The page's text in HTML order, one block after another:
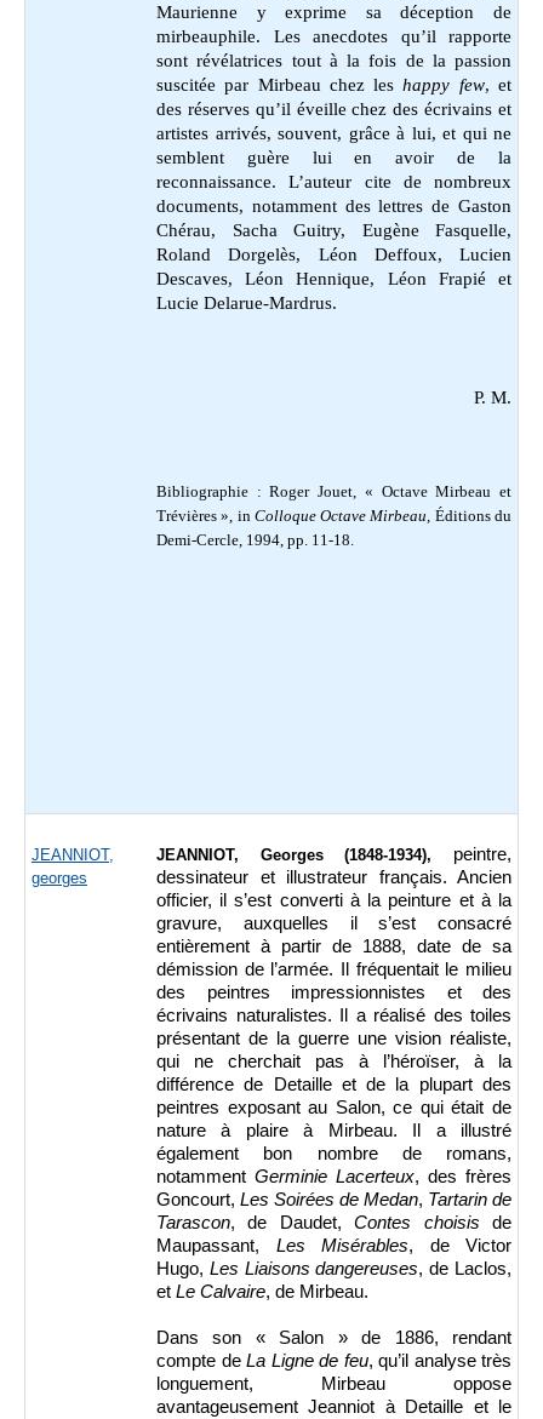
Maurienne y exprime sa déception de
mirbeauphile. Les anecdotes qu’il rapporte
sont révélatrices tout à la fois de la passion
suscitée par Mirbeau chez leshappy few, et
des réserves qu’il éveille chez des écrivains et
artistes arrivés, souvent, grâce à lui, et qui ne
semblent guère lui en avoir de la
reconnaissance. L’auteur cite de nombreux
documents, notamment des lettres de Gaston
Chérau, Sacha Guitry, Eugène Fasquelle,
Roland Dorgelès, Léon Deffoux, Lucien
Descaves, Léon Hennique, Léon Frapié et
Lucie Delarue-Mardrus.
P. M.
Bibliographie :Roger Jouet, « Octave Mirbeau et
Trévières », in Colloque Octave Mirbeau, Éditions du
Demi-Cercle, 1994, pp. 11-18.
JEANNIOT,
georges
JEANNIOT, Georges (1848-1934),
peintre,
dessinateur et illustrateur français. Ancien
officier, il s’est converti à la peinture et à la
gravure, auxquelles il s’est consacré
entièrement à partir de 1888, date de sa
démission de l’armée. Il fréquentait le milieu
des peintres impressionnistes et des
écrivains naturalistes. Il a réalisé des toiles
présentant de la guerre une vision réaliste,
qui ne cherchait pas à l’héroïser, à la
différence de Detaille et de la plupart des
peintres exposant au Salon, ce qui était de
nature à plaire à Mirbeau. Il a illustré
également bon nombre de romans,
notamment Germinie Lacerteux, des frères
Goncourt, Les Soirées de Medan, Tartarin de
Tarascon, de Daudet,Contes choisisde
Maupassant, Les Misérables, de Victor
Hugo, Les Liaisons dangereuses, de Laclos,
et Le Calvaire, de Mirbeau.
Dans son « Salon » de 1886, rendant
compte de La Ligne de feu, qu’il analyse très
longuement, Mirbeau oppose
avantageusement Jeanniot à Detaille et le